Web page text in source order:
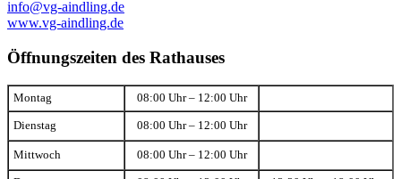
info@vg-aindling.de
www.vg-aindling.de
Öffnungszeiten des Rathauses
Montag 08:00 Uhr – 12:00 Uhr
Dienstag 08:00 Uhr – 12:00 Uhr
Mittwoch 08:00 Uhr – 12:00 Uhr